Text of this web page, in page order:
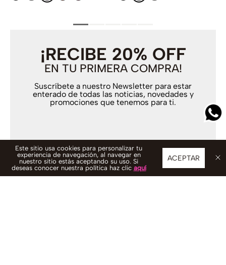
¡RECIBE 20% OFF
EN TU PRIMERA COMPRA!
Suscríbete a nuestro Newsletter para estar
enterado de todas las noticias, novedades y
promociones que tenemos para ti.
SUSCRIBIRSE ACEPTAR
Este sitio usa cookies para personalizar tu
experiencia de navegación, al navegar en
nuestro sitio estás aceptando su uso. Si
deseas conocer nuestra política haz clic aquí